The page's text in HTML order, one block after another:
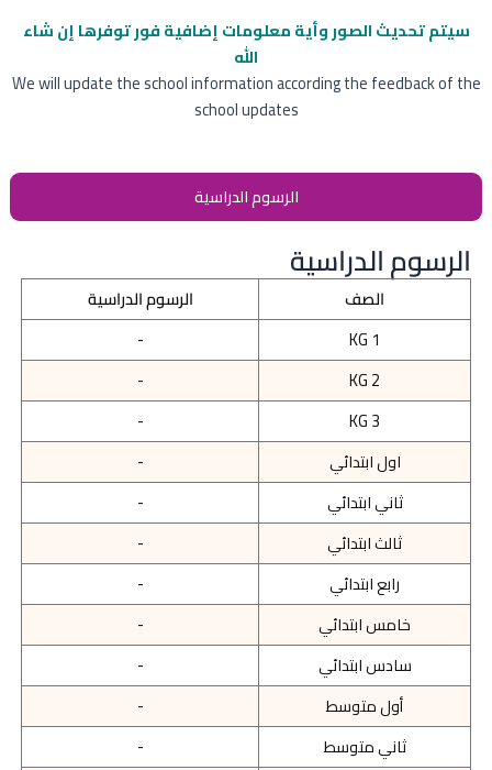
سيتم تحديث الصور وأية معلومات إضافيةفور توفرها إن شاء
الله
We will update the school information according the feedback of the
school updates
الرسوم الدراسية
الرسوم الدراسية
الصف
الرسوم الدراسية
KG 1
-
KG 2
-
KG 3
-
اول ابتدائي
-
ثاني ابتدائي
-
ثالث ابتدائي
-
رابع ابتدائي
-
خامس ابتدائي
-
سادس ابتدائي
-
أول متوسط
-
ثاني متوسط
-